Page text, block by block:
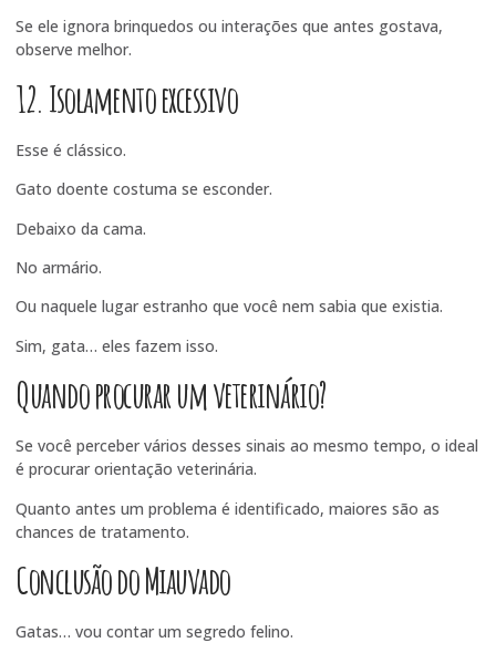
Se ele ignora brinquedos ou interações que antes gostava,
observe melhor.
12. Isolamento excessivo
Esse é clássico.
Gato doente costuma se esconder.
Debaixo da cama.
No armário.
Ou naquele lugar estranho que você nem sabia que existia.
Sim, gata… eles fazem isso.
Quando procurar um veterinário?
Se você perceber vários desses sinais ao mesmo tempo, o ideal
é procurar orientação veterinária.
Quanto antes um problema é identificado, maiores são as
chances de tratamento.
Conclusão do Miauvado
Gatas… vou contar um segredo felino.